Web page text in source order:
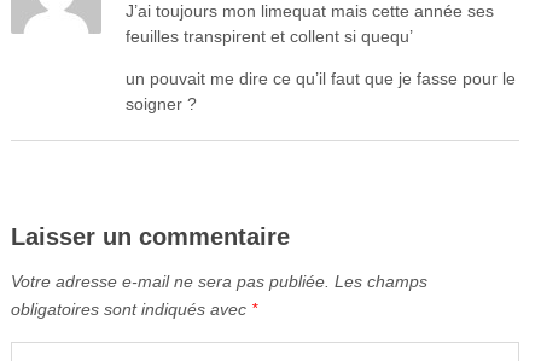
J’ai toujours mon limequat mais cette année ses
feuilles transpirent et collent si quequ’
un pouvait me dire ce qu’il faut que je fasse pour le
soigner ?
Laisser un commentaire
Votre adresse e-mail ne sera pas publiée. Les champs
obligatoires sont indiqués avec *